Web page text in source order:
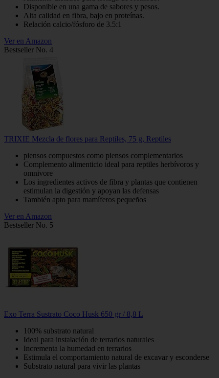
Disponible en una gama de sabores y pesos.
Alta calidad en fibra, bajo en proteínas.
Relación calcio/fósforo de 3.5:1
Ver en Amazon
Bestseller No. 4
TRIXIE Mezcla de flores para Reptiles, 75 g, Reptiles
piensos compuestos como piensos complementarios
Complemento alimenticio ideal para reptiles herbívoros y
omnivore
Los ingredientes activos de fibra y plantas que contienen
estimulan la digestión y apoyan las defensas
También apto para mamíferos pequeños
Ver en Amazon
Bestseller No. 5
Exo Terra Sustrato Coco Husk 650 gr / 8,8 L
100% substrato natural
Ideal para instalación de terrarios naturales
Incrementa la humedad en terrarios
Estimula el comportamiento natural de excavar y esconderse
Substrato natural para vivir las plantas